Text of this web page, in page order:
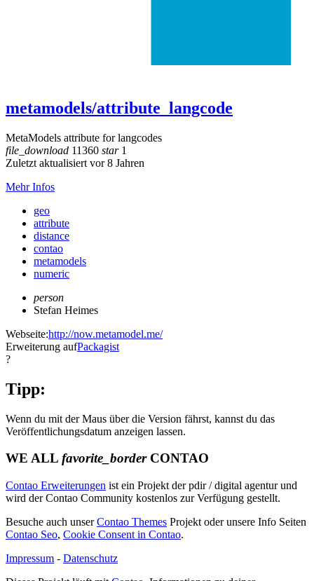
metamodels/attribute_langcode
MetaModels attribute for langcodes
file_download 11360 star1
Zuletzt aktualisiert vor 8 Jahren
Mehr Infos
geo
attribute
distance
contao
metamodels
numeric
person
Stefan Heimes
Webseite:http://now.metamodel.me/
Erweiterung aufPackagist
?
Tipp:
Wenn du mit der Maus über die Version fährst, kannst du das
Veröffentlichungsdatum anzeigen lassen.
WE ALL favorite_borderCONTAO
Contao Erweiterungen ist ein Projekt der pdir / digital agentur und
wird der Contao Community kostenlos zur Verfügung gestellt.
Besuche auch unserContao Themes Projekt oder unsere Info Seiten
Contao Seo, Cookie Consent in Contao.
Impressum - Datenschutz